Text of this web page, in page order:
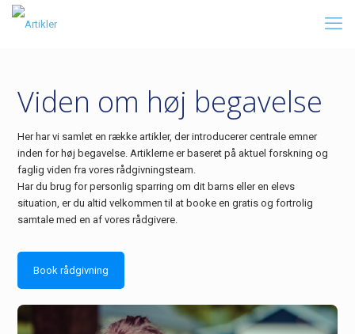
Viden om høj begavelse
Her har vi samlet en række artikler, der introducerer centrale emner
inden for høj begavelse. Artiklerne er baseret på aktuel forskning og
faglig viden fra vores rådgivningsteam.
Har du brug for personlig sparring om dit barns eller en elevs
situation, er du altid velkommen til at booke en gratis og fortrolig
samtale med en af vores rådgivere.
Book rådgivning